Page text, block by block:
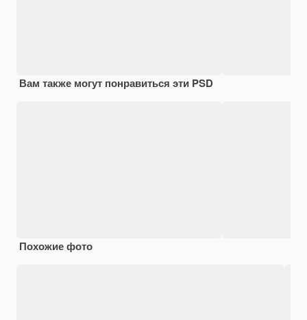
Вам также могут понравиться эти PSD
Похожие фото